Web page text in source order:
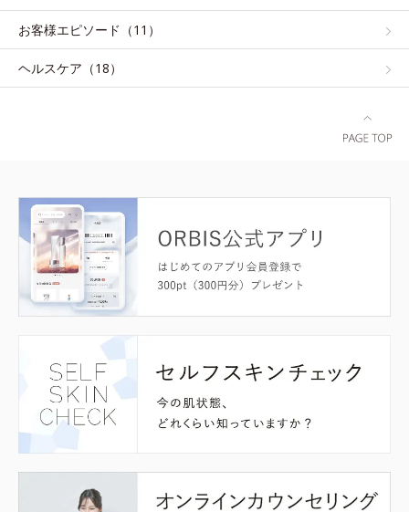
お客様エピソード（11）
ヘルスケア（18）